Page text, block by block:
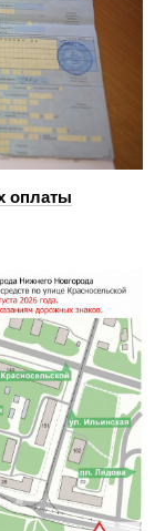
оплаты